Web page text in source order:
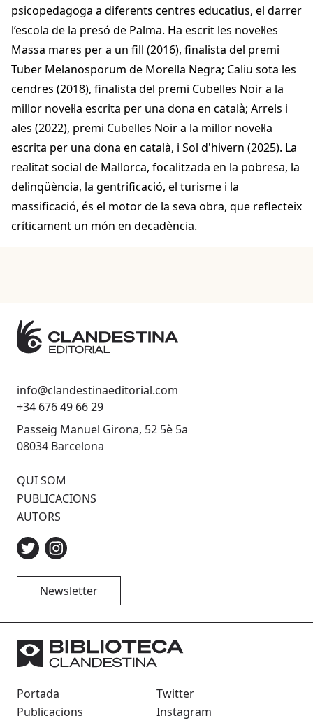
psicopedagoga a diferents centres educatius, el darrer
l’escola de la presó de Palma. Ha escrit les novel·les
Massa mares per a un fill (2016), finalista del premi
Tuber Melanosporum de Morella Negra; Caliu sota les
cendres (2018), finalista del premi Cubelles Noir a la
millor novel·la escrita per una dona en català; Arrels i
ales (2022), premi Cubelles Noir a la millor novel·la
escrita per una dona en català, i Sol d'hivern (2025). La
realitat social de Mallorca, focalitzada en la pobresa, la
delinqüència, la gentrificació, el turisme i la
massificació, és el motor de la seva obra, que reflecteix
críticament un món en decadència.
info@clandestinaeditorial.com
+34 676 49 66 29
Passeig Manuel Girona, 52 5è 5a
08034 Barcelona
QUI SOM
PUBLICACIONS
AUTORS
Newsletter
Portada
Publicacions
Twitter
Instagram